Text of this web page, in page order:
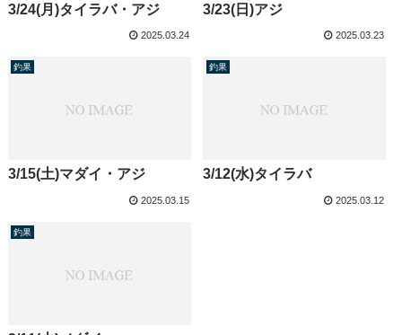
3/24(月)タイラバ・アジ
2025.03.24
3/23(日)アジ
2025.03.23
釣果
3/15(土)マダイ・アジ
2025.03.15
釣果
3/12(水)タイラバ
2025.03.12
釣果